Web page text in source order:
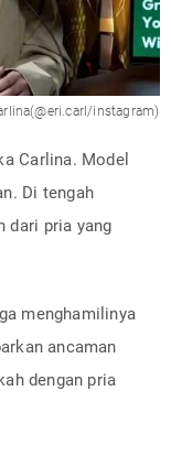
instagram)
Carlina. Model
Di tengah
dari pria yang
menghamilinya
ancaman
dengan pria